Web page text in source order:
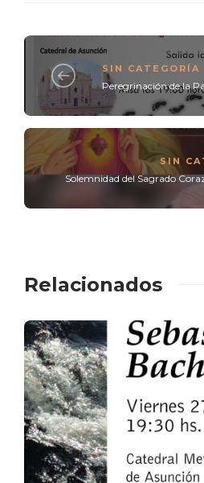
SIN CATEGORÍA
Peregrinación de la
SIN
Solemnidad del Sagrado
Relacionados